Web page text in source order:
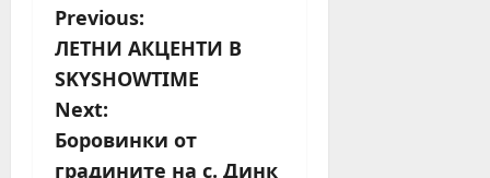
P
o
s
t
Previous:
ЛЕТНИ АКЦЕНТИ В
SKYSHOWTIME
Next:
Боровинки от
градините на с. Динк